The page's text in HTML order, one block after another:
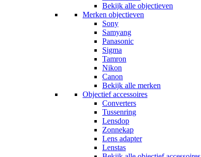
Bekijk alle objectieven
Merken objectieven
Sony
Samyang
Panasonic
Sigma
Tamron
Nikon
Canon
Bekijk alle merken
Objectief accessoires
Converters
Tussenring
Lensdop
Zonnekap
Lens adapter
Lenstas